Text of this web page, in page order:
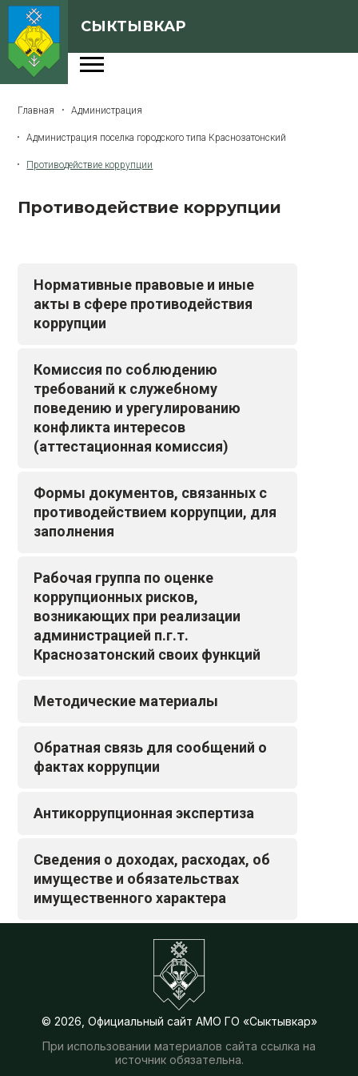
СЫКТЫВКАР
Бюджет города
Версия для слабовидящих
Главная Администрация
Администрация поселка городского типа Краснозатонский
Противодействие коррупции
Противодействие коррупции
Нормативные правовые и иные
акты в сфере противодействия
коррупции
Комиссия по соблюдению
требований к служебному
поведению и урегулированию
конфликта интересов
(аттестационная комиссия)
Формы документов, связанных с
противодействием коррупции, для
заполнения
Рабочая группа по оценке
коррупционных рисков,
возникающих при реализации
администрацией п.г.т.
Краснозатонский своих функций
Методические материалы
Обратная связь для сообщений о
фактах коррупции
Антикоррупционная экспертиза
Сведения о доходах, расходах, об
имуществе и обязательствах
имущественного характера
© 2026, Официальный сайт АМО ГО «Сыктывкар»
При использовании материалов сайта ссылка на
источник обязательна.